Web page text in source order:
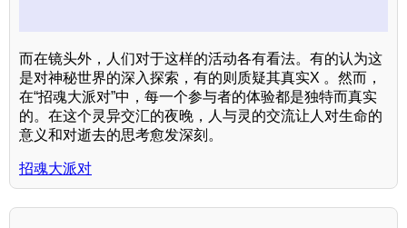
而在镜头外，人们对于这样的活动各有看法。有的认为这
是对神秘世界的深入探索，有的则质疑其真实X 。然而，
在“招魂大派对”中，每一个参与者的体验都是独特而真实
的。在这个灵异交汇的夜晚，人与灵的交流让人对生命的
意义和对逝去的思考愈发深刻。
招魂大派对